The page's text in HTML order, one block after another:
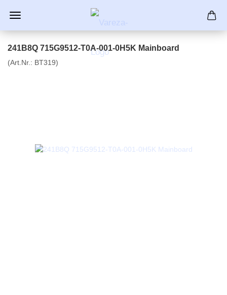
241B8Q 715G9512-T0A-001-0H5K Mainboard
(Art.Nr.: BT319)